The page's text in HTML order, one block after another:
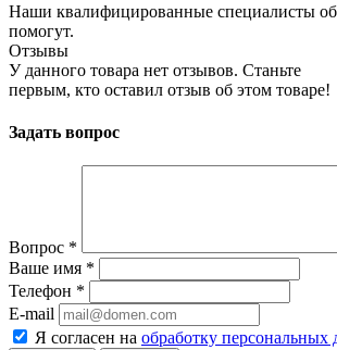
Наши квалифицированные специалисты
помогут.
Отзывы
У данного товара нет отзывов. Станьте
первым, кто оставил отзыв об этом товаре!
Задать вопрос
Вопрос *
Ваше имя *
Телефон *
E-mail
Я согласен на обработку персональных